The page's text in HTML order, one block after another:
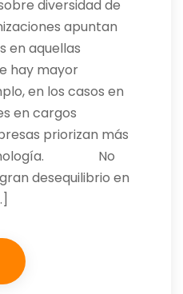
diversidad de
apuntan
en aquellas
hay mayor
en los casos en
en cargos
priorizan más
No
desequilibrio en